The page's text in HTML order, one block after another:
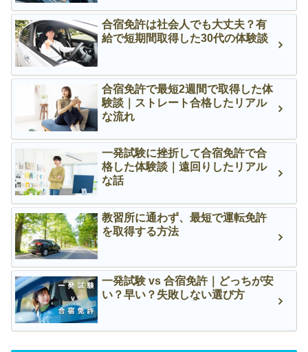
合宿免許は社会人でも大丈夫？有
給で短期間取得した30代の体験談
合宿免許で最短2週間で取得した体
験談｜ストレート合格したリアル
な流れ
一発試験に挫折して合宿免許で合
格した体験談｜遠回りしたリアル
な話
教習所に通わず、最短で運転免許
を取得する方法
一発試験 vs 合宿免許｜どっちが安
い？早い？失敗しない選び方